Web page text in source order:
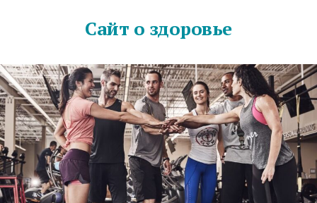
Сайт о здоровье